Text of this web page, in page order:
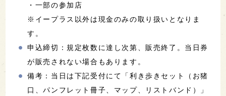
・一部の参加店
※イープラス以外は現金のみの取り扱いとなりま
す。
申込締切：規定枚数に達し次第、販売終了。当日券
が販売されない場合もあります。
備考：当日は下記受付にて「利き歩きセット（お猪
口、パンフレット冊子、マップ、リストバンド）」